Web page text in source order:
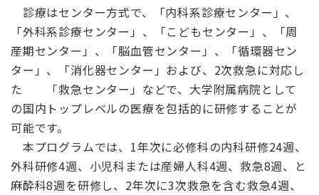
診療はセンター方式で、「内科系診療センター」、
「外科系診療センター」、「こどもセンター」、「周
産期センター」、「脳血管センター」、「循環器セン
ター」、「消化器センター」および、2次救急に対応し
た 「救急センター」などで、大学附属病院として
の国内トップレベルの医療を包括的に研修することが
可能です。
本プログラムでは、1年次に必修科の内科研修24週、
外科研修4週、小児科または産婦人科4週、救急8週、と
麻酔科8週を研修し、2年次に3次救急を含む救急4週、